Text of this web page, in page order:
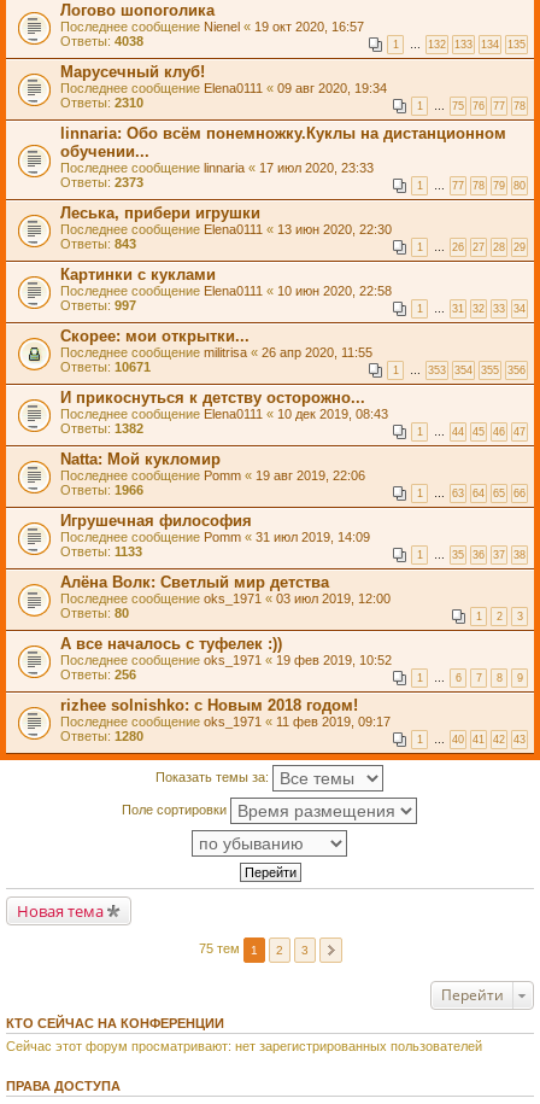
Логово шопоголика
Последнее сообщение Nienel « 19 окт 2020, 16:57
Ответы: 4038 1 … 132 133 134 135
Марусечный клуб!
Последнее сообщение Elena0111 « 09 авг 2020, 19:34
Ответы: 2310 1 … 75 76 77 78
linnaria: Обо всём понемножку.Куклы на дистанционном
обучении...
Последнее сообщение linnaria « 17 июл 2020, 23:33
Ответы: 2373 1 … 77 78 79 80
Леська, прибери игрушки
Последнее сообщение Elena0111 « 13 июн 2020, 22:30
Ответы: 843 1 … 26 27 28 29
Картинки с куклами
Последнее сообщение Elena0111 « 10 июн 2020, 22:58
Ответы: 997 1 … 31 32 33 34
Скорее: мои открытки...
Последнее сообщение militrisa « 26 апр 2020, 11:55
Ответы: 10671 1 … 353 354 355 356
И прикоснуться к детству осторожно...
Последнее сообщение Elena0111 « 10 дек 2019, 08:43
Ответы: 1382 1 … 44 45 46 47
Natta: Мой кукломир
Последнее сообщение Pomm « 19 авг 2019, 22:06
Ответы: 1966 1 … 63 64 65 66
Игрушечная философия
Последнее сообщение Pomm « 31 июл 2019, 14:09
Ответы: 1133 1 … 35 36 37 38
Алёна Волк: Светлый мир детства
Последнее сообщение oks_1971 « 03 июл 2019, 12:00
Ответы: 80 1 2 3
А все началось с туфелек :))
Последнее сообщение oks_1971 « 19 фев 2019, 10:52
Ответы: 256 1 … 6 7 8 9
rizhee solnishko: с Новым 2018 годом!
Последнее сообщение oks_1971 « 11 фев 2019, 09:17
Ответы: 1280 1 … 40 41 42 43
Показать темы за:
Поле сортировки
Новая тема
75 тем 1 2 3
Перейти
КТО СЕЙЧАС НА КОНФЕРЕНЦИИ
Сейчас этот форум просматривают: нет зарегистрированных пользователей
ПРАВА ДОСТУПА